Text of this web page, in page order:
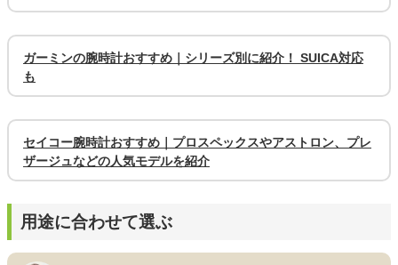
ガーミンの腕時計おすすめ｜シリーズ別に紹介！ SUICA対応
も
セイコー腕時計おすすめ｜プロスペックスやアストロン、プレ
ザージュなどの人気モデルを紹介
用途に合わせて選ぶ